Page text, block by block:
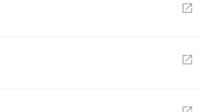
open_in_new
open_in_new